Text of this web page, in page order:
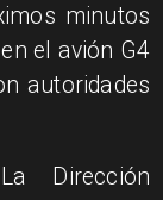
minutos
el avión G4
autoridades
Dirección